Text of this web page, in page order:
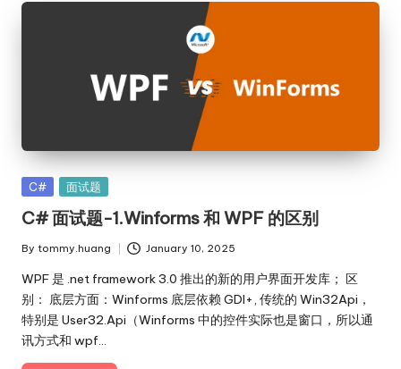
Posted
C# 面试题
C# 面试题-1.Winforms 和 WPF 的区别
Posted
by
By tommy.huang January 10, 2025
WPF 是 .net framework 3.0 推出的新的用户界面开发库； 区
别： 底层方面：Winforms 底层依赖 GDI+, 传统的 Win32Api，
特别是 User32.Api（Winforms 中的控件实际也是窗口，所以通
讯方式和 wpf…